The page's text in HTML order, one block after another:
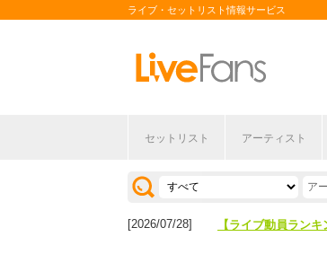
ライブ・セットリスト情報サービス
セットリスト アーティスト
[2026/04/27] 【フェス特集2026
[2026/07/28] 【ライブ動員ラン